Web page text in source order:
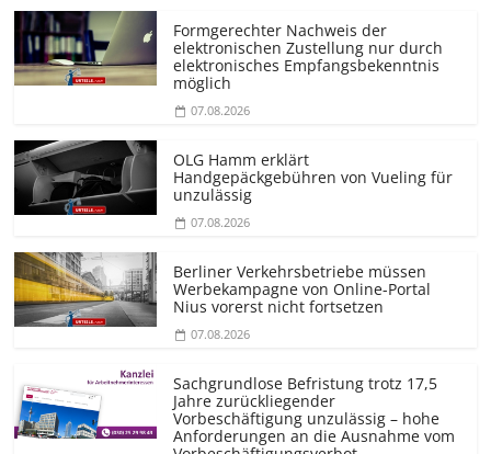
Formgerechter Nachweis der
elektronischen Zustellung nur durch
elektronisches Empfangsbekenntnis
möglich
07.08.2026
OLG Hamm erklärt
Handgepäckgebühren von Vueling für
unzulässig
07.08.2026
Berliner Verkehrsbetriebe müssen
Werbekampagne von Online-Portal
Nius vorerst nicht fortsetzen
07.08.2026
Sachgrundlose Befristung trotz 17,5
Jahre zurückliegender
Vorbeschäftigung unzulässig – hohe
Anforderungen an die Ausnahme vom